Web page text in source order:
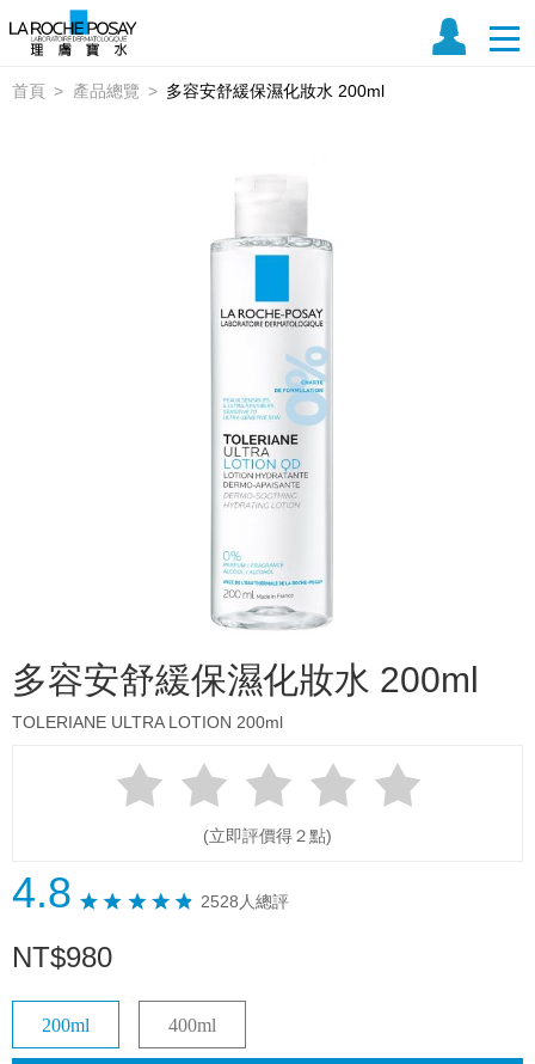
首頁 產品總覽 多容安舒緩保濕化妝水 200ml
多容安舒緩保濕化妝水 200ml
TOLERIANE ULTRA LOTION 200ml
(立即評價得２點)
4.8 2528人總評
NT$980
200ml 400ml